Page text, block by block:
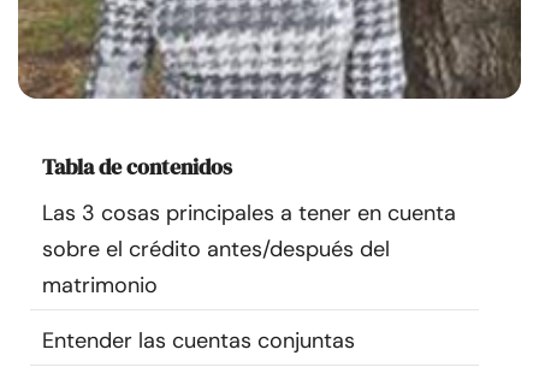
Encuentra un terapeuta
Sobre nosotros Contáctanos Escríbenos
Publicidad con
nosotros
© Copyright 2026. Todos los derechos reservados.
Tabla de contenidos
Las 3 cosas principales a tener en cuenta
sobre el crédito antes/después del
matrimonio
Entender las cuentas conjuntas